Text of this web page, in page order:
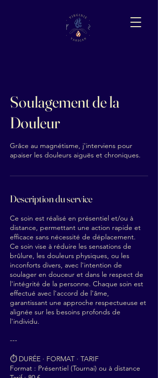
Soulagement de la
Douleur
Grâce au magnétisme, j'interviens pour
apaiser les douleurs aiguës et chroniques.
Description du service
Ce soin est réalisé en présentiel et/ou à
distance, permettant une action rapide et
efficace sans nécessité de déplacement.
Ce soin vise à réduire les sensations de
brûlure, les douleurs physiques, ou les
inconforts divers, avec l'intention de
soulager en douceur et dans le respect de
l'intégrité de la personne. Chaque soin est
effectué avec l'accord de l'âme,
garantissant une approche respectueuse et
alignée sur les besoins profonds de
l'individu.
---
⏱ DURÉE · FORMAT · TARIF
Format : Présentiel (Tournai) ou à distance